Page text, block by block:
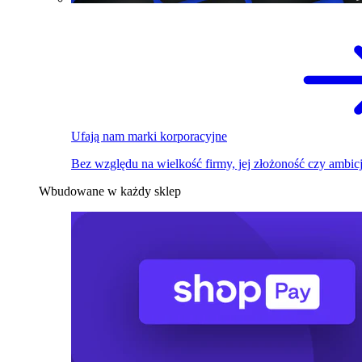
Ufają nam marki korporacyjne
Bez względu na wielkość firmy, jej złożoność czy
Wbudowane w każdy sklep